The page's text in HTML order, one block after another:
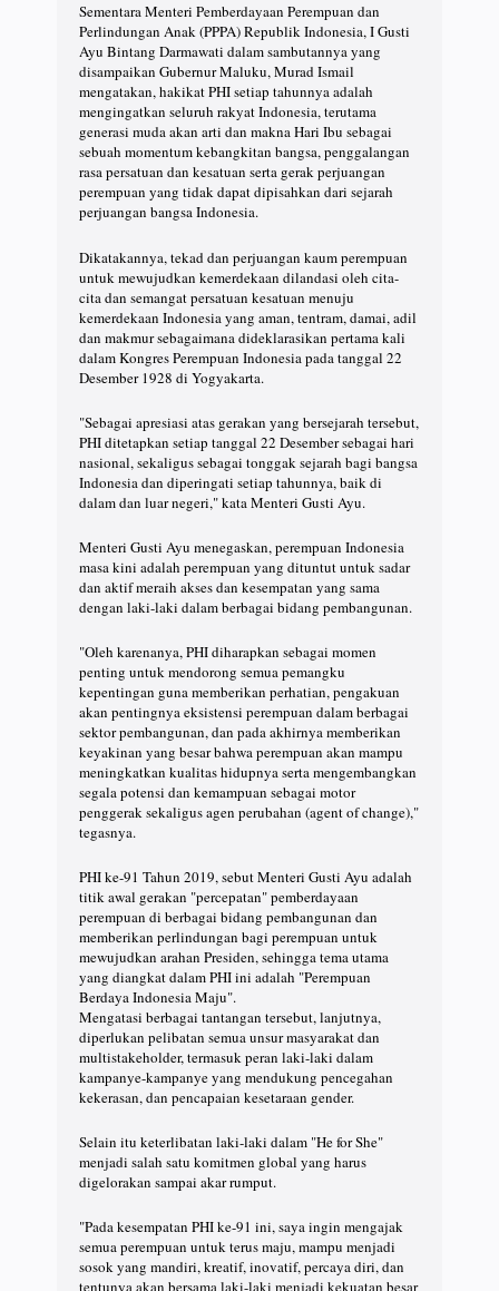
Sementara Menteri Pemberdayaan Perempuan dan
Perlindungan Anak (PPPA) Republik Indonesia, I Gusti
Ayu Bintang Darmawati dalam sambutannya yang
disampaikan Gubernur Maluku, Murad Ismail
mengatakan, hakikat PHI setiap tahunnya adalah
mengingatkan seluruh rakyat Indonesia, terutama
generasi muda akan arti dan makna Hari Ibu sebagai
sebuah momentum kebangkitan bangsa, penggalangan
rasa persatuan dan kesatuan serta gerak perjuangan
perempuan yang tidak dapat dipisahkan dari sejarah
perjuangan bangsa Indonesia.
Dikatakannya, tekad dan perjuangan kaum perempuan
untuk mewujudkan kemerdekaan dilandasi oleh cita-
cita dan semangat persatuan kesatuan menuju
kemerdekaan Indonesia yang aman, tentram, damai, adil
dan makmur sebagaimana dideklarasikan pertama kali
dalam Kongres Perempuan Indonesia pada tanggal 22
Desember 1928 di Yogyakarta.
"Sebagai apresiasi atas gerakan yang bersejarah tersebut,
PHI ditetapkan setiap tanggal 22 Desember sebagai hari
nasional, sekaligus sebagai tonggak sejarah bagi bangsa
Indonesia dan diperingati setiap tahunnya, baik di
dalam dan luar negeri," kata Menteri Gusti Ayu.
Menteri Gusti Ayu menegaskan, perempuan Indonesia
masa kini adalah perempuan yang dituntut untuk sadar
dan aktif meraih akses dan kesempatan yang sama
dengan laki-laki dalam berbagai bidang pembangunan.
"Oleh karenanya, PHI diharapkan sebagai momen
penting untuk mendorong semua pemangku
kepentingan guna memberikan perhatian, pengakuan
akan pentingnya eksistensi perempuan dalam berbagai
sektor pembangunan, dan pada akhirnya memberikan
keyakinan yang besar bahwa perempuan akan mampu
meningkatkan kualitas hidupnya serta mengembangkan
segala potensi dan kemampuan sebagai motor
penggerak sekaligus agen perubahan (agent of change),"
tegasnya.
PHI ke-91 Tahun 2019, sebut Menteri Gusti Ayu adalah
titik awal gerakan "percepatan" pemberdayaan
perempuan di berbagai bidang pembangunan dan
memberikan perlindungan bagi perempuan untuk
mewujudkan arahan Presiden, sehingga tema utama
yang diangkat dalam PHI ini adalah "Perempuan
Berdaya Indonesia Maju".
Mengatasi berbagai tantangan tersebut, lanjutnya,
diperlukan pelibatan semua unsur masyarakat dan
multistakeholder, termasuk peran laki-laki dalam
kampanye-kampanye yang mendukung pencegahan
kekerasan, dan pencapaian kesetaraan gender.
Selain itu keterlibatan laki-laki dalam "He for She"
menjadi salah satu komitmen global yang harus
digelorakan sampai akar rumput.
"Pada kesempatan PHI ke-91 ini, saya ingin mengajak
semua perempuan untuk terus maju, mampu menjadi
sosok yang mandiri, kreatif, inovatif, percaya diri, dan
tentunya akan bersama laki-laki menjadi kekuatan besar